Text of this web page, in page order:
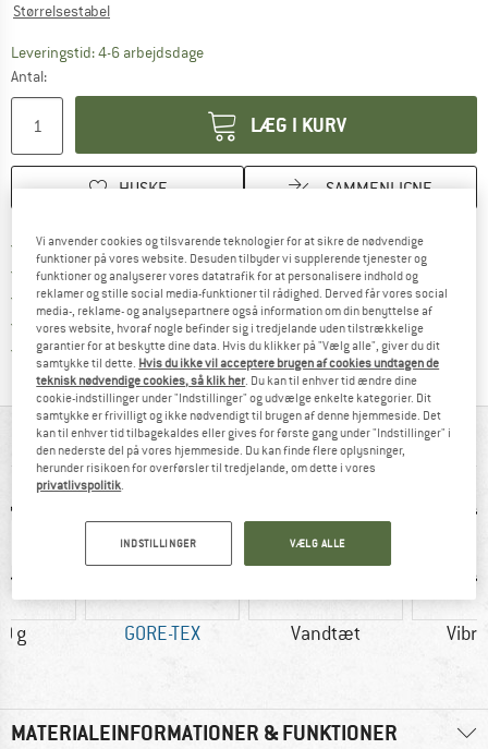
Størrelsestabel
Leveringstid: 4-6 arbejdsdageLinket åbnes i en infoboks og indeholder
Antal:
LÆG I KURV
HUSKE SAMMENLIGNE
Portofri fra 69 € (DK)Find oplysninger om forsendelse her!
100 dages returretGå til returretten her Åbnes i en infoboks
> 4.000.000 tilfredse kunder
Alle artikler på lager
Vi er Trustpilot-certificeret - oplysningerne får du
ALT I OVERBLIK
g GORE-TEX Vandtæt
MATERIALEINFORMATIONER & FUNKTIONER
Vi anvender cookies og tilsvarende teknologier for at sikre de nødvendige
funktioner på vores website. Desuden tilbyder vi supplerende tjenester og
funktioner og analyserer vores datatrafik for at personalisere indhold og
reklamer og stille social media-funktioner til rådighed. Derved får vores social
media-, reklame- og analysepartnere også information om din benyttelse af
vores website, hvoraf nogle befinder sig i tredjelande uden tilstrækkelige
garantier for at beskytte dine data. Hvis du klikker på "Vælg alle", giver du dit
samtykke til dette. Hvis du ikke vil acceptere brugen af cookies undtagen de
teknisk nødvendige cookies, så klik her. Du kan til enhver tid ændre dine
cookie-indstillinger under "Indstillinger" og udvælge enkelte kategorier. Dit
samtykke er frivilligt og ikke nødvendigt til brugen af denne hjemmeside. Det
kan til enhver tid tilbagekaldes eller gives for første gang under "Indstillinger" i
den nederste del på vores hjemmeside. Du kan finde flere oplysninger,
herunder risikoen for overførsler til tredjelande, om dette i vores
privatlivspolitik.
INDSTILLINGER VÆLG ALLE